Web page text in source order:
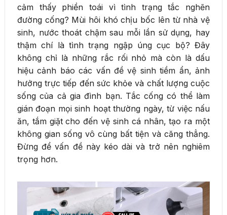
cảm thấy phiền toái vì tình trạng tắc nghẽn
đường cống? Mùi hôi khó chịu bốc lên từ nhà vệ
sinh, nước thoát chậm sau mỗi lần sử dụng, hay
thậm chí là tình trạng ngập úng cục bộ? Đây
không chỉ là những rắc rối nhỏ mà còn là dấu
hiệu cảnh báo các vấn đề vệ sinh tiềm ẩn, ảnh
hưởng trực tiếp đến sức khỏe và chất lượng cuộc
sống của cả gia đình bạn. Tắc cống có thể làm
gián đoạn mọi sinh hoạt thường ngày, từ việc nấu
ăn, tắm giặt cho đến vệ sinh cá nhân, tạo ra một
không gian sống vô cùng bất tiện và căng thẳng.
Đừng để vấn đề này kéo dài và trở nên nghiêm
trọng hơn.